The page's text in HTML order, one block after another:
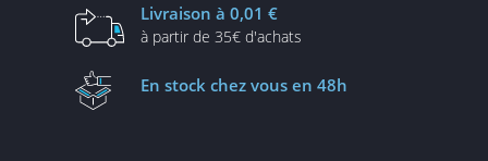
Livraison à 0,01 €
à partir de 35€ d'achats
En stock chez vous en 48h